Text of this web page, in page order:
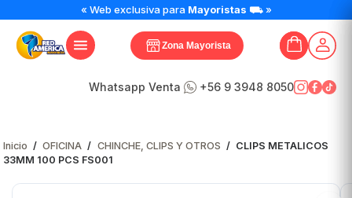
« Web exclusiva para Mayoristas ⛟ »
Zona Mayorista
Whatsapp Venta +56 9 3948 8050
Inicio / OFICINA / CHINCHE, CLIPS Y OTROS / CLIPS METALICOS
33MM 100 PCS FS001